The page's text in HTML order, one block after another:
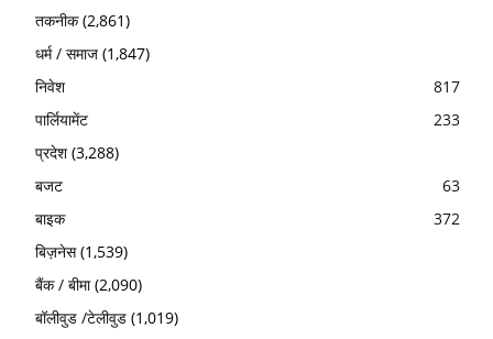
तकनीक(2,861)
धर्म / समाज (1,847)
निवेश
817
पार्लियामेंट
233
प्रदेश(3,288)
बजट
63
बाइक
372
बिज़नेस(1,539)
बैंक / बीमा(2,090)
बॉलीवुड /टेलीवुड (1,019)